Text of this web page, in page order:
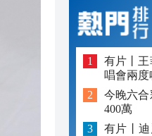
有片丨王
唱會兩
今晚六
400萬
有片丨迪